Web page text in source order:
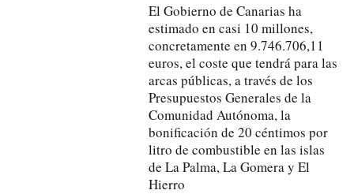
El Gobierno de Canarias ha
estimado en casi 10 millones,
concretamente en 9.746.706,11
euros, el coste que tendrá para las
arcas públicas, a través de los
Presupuestos Generales de la
Comunidad Autónoma, la
bonificación de 20 céntimos por
litro de combustible en las islas
de La Palma, La Gomera y El
Hierro